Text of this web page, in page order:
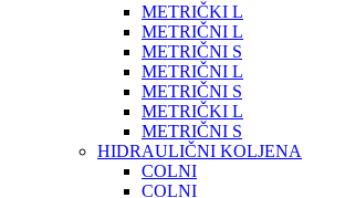
METRIČKI L
METRIČNI L
METRIČNI S
METRIČNI L
METRIČNI S
METRIČKI L
METRIČNI S
HIDRAULIČNI KOLJENA
COLNI
COLNI